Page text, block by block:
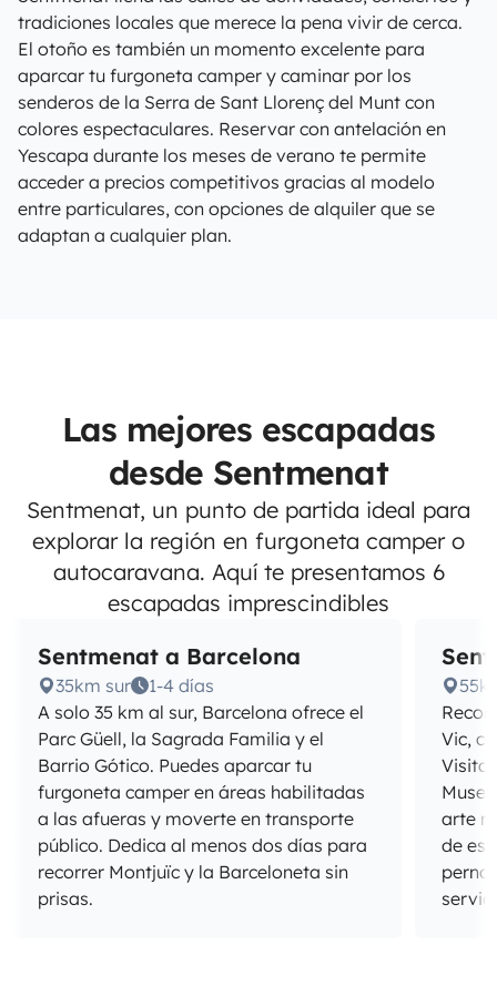
tradiciones locales que merece la pena vivir de cerca.
El otoño es también un momento excelente para
aparcar tu furgoneta camper y caminar por los
senderos de la Serra de Sant Llorenç del Munt con
colores espectaculares. Reservar con antelación en
Yescapa durante los meses de verano te permite
acceder a precios competitivos gracias al modelo
entre particulares, con opciones de alquiler que se
adaptan a cualquier plan.
Las mejores escapadas
desde Sentmenat
Sentmenat, un punto de partida ideal para
explorar la región en furgoneta camper o
autocaravana. Aquí te presentamos 6
escapadas imprescindibles
Sentmenat a Barcelona
35km sur
1-4 días
A solo 35 km al sur, Barcelona ofrece el
Parc Güell, la Sagrada Familia y el
Barrio Gótico. Puedes aparcar tu
furgoneta camper en áreas habilitadas
a las afueras y moverte en transporte
público. Dedica al menos dos días para
recorrer Montjuïc y la Barceloneta sin
prisas.
Vic,
Visita
arte
de